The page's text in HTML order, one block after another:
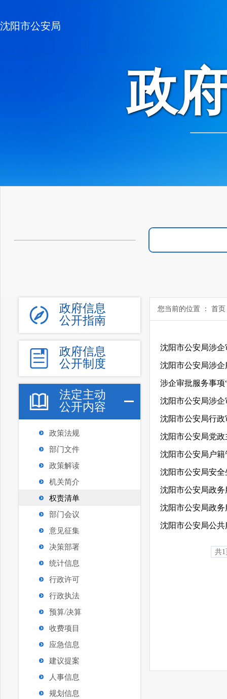
沈阳市公安局
政
政府信息
公开指南
政府信息
公开制度
法定主动
公开内容
政策法规
部门文件
政策解读
机关简介
权责清单
部门会议
意见征集
决策部署
统计信息
行政许可
行政执法
预算/决算
收费项目
应急信息
建议提案
人事信息
规划信息
您当前的位置 ： 首页
沈阳市公安局涉
沈阳市公安局涉
涉企审批服务事项
沈阳市公安局涉
沈阳市公安局行
沈阳市公安局户
沈阳市公安局安
沈阳市公安局政
沈阳市公安局政
沈阳市公安局公
共1